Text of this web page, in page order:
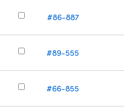
#86-887
#89-555
#66-855